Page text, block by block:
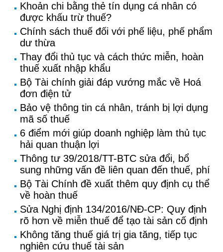
Khoản chi bằng thẻ tín dụng cá nhân có
được khấu trừ thuế?
Chính sách thuế đối với phế liệu, phế phẩm
dư thừa
Thay đổi thủ tục và cách thức miễn, hoàn
thuế xuất nhập khẩu
Bộ Tài chính giải đáp vướng mắc về Hoá
đơn điện tử
Bảo vệ thông tin cá nhân, tránh bị lợi dụng
mã số thuế
6 điểm mới giúp doanh nghiệp làm thủ tục
hải quan thuận lợi
Thông tư 39/2018/TT-BTC sửa đổi, bổ
sung những vấn đề liên quan đến thuế, phí
Bộ Tài Chính đề xuất thêm quy định cụ thể
về hoàn thuế
Sửa Nghị định 134/2016/NĐ-CP: Quy định
rõ hơn về miễn thuế để tạo tài sản cố định
Không tăng thuế giá trị gia tăng, tiếp tục
nghiên cứu thuế tài sản